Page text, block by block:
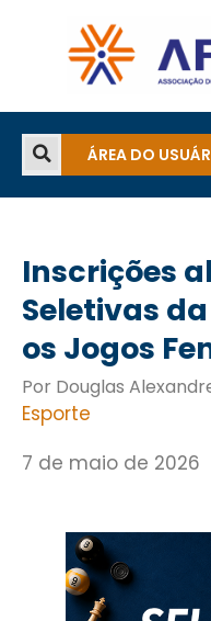
ÁREA DO
Inscrições
Seletivas
os Jogos
Por Douglas
Esporte
7 de maio de 2026